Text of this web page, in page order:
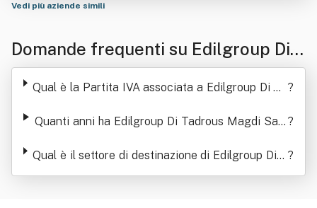
Vedi più aziende simili
Domande frequenti su Edilgroup Di T
adrous Magdi Saleh Sapet
Qual è la Partita IVA associata a Edilgroup Di Ta ?
Quanti anni ha Edilgroup Di Tadrous Magdi Sale ?
Qual è il settore di destinazione di Edilgroup Di T
adrous Magdi Saleh Sapet
?